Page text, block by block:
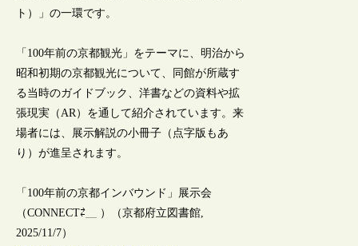
ト）」の一環です。
「100年前の京都観光」をテーマに、明治から
昭和初期の京都観光について、同館が所蔵す
る当時のガイドブック、洋書などの資料や拡
張現実（AR）を通して紹介されています。来
場者には、展示解説の小冊子（点字版もあ
り）が進呈されます。
「100年前の京都インバウンド」展示会
（CONNECT⇄＿ ）（京都府立図書館,
2025/11/7）